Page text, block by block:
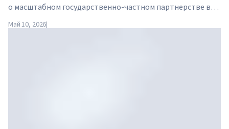
о масштабном государственно-частном партнерстве в
Amazon и NVIDIA совместно с правительством запускают
Май 10, 2026|